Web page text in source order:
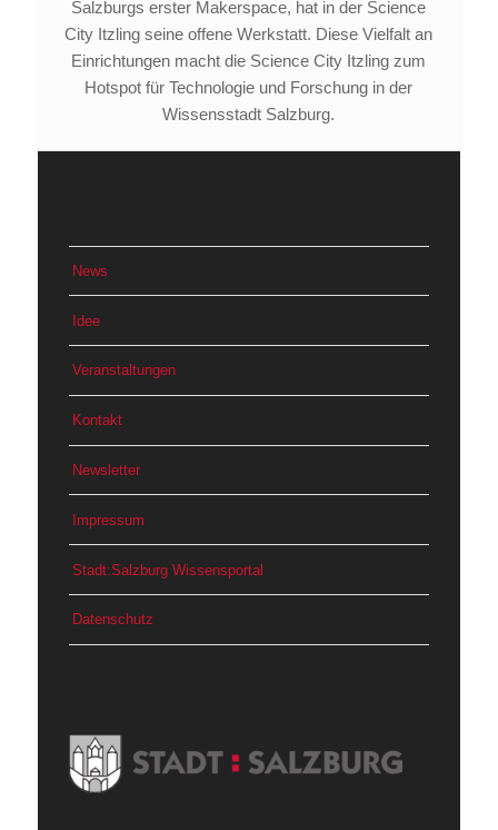
Salzburgs erster Makerspace, hat in der Science
City Itzling seine offene Werkstatt. Diese Vielfalt an
Einrichtungen macht die Science City Itzling zum
Hotspot für Technologie und Forschung in der
Wissensstadt Salzburg.
News
Idee
Veranstaltungen
Kontakt
Newsletter
Impressum
Stadt:Salzburg Wissensportal
Datenschutz